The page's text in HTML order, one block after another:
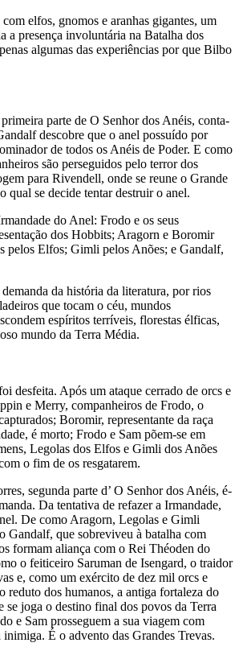
elfos, gnomos e aranhas gigantes, um
a presença involuntária na Batalha dos
algumas das experiências por que Bilbo
parte de O Senhor dos Anéis, conta-
descobre que o anel possuído por
de todos os Anéis de Poder. E como
são perseguidos pelo terror dos
para Rivendell, onde se reune o Grande
qual se decide tentar destruir o anel.
do Anel: Frodo e os seus
dos Hobbits; Aragorn e Boromir
pelos Elfos; Gimli pelos Anões; e Gandalf,
da história da literatura, por rios
que tocam o céu, mundos
espíritos terríveis, florestas élficas,
mundo da Terra Média.
desfeita. Após um ataque cerrado de orcs e
e Merry, companheiros de Frodo, o
Boromir, representante da raça
é morto; Frodo e Sam põem-se em
Legolas dos Elfos e Gimli dos Anões
o fim de os resgatarem.
segunda parte d’ O Senhor dos Anéis, é-
Da tentativa de refazer a Irmandade,
De como Aragorn, Legolas e Gimli
Gandalf, que sobreviveu à batalha com
formam aliança com o Rei Théoden do
o feiticeiro Saruman de Isengard, o traidor
e, como um exército de dez mil orcs e
reduto dos humanos, a antiga fortaleza do
joga o destino final dos povos da Terra
e Sam prosseguem a sua viagem com
É o advento das Grandes Trevas.